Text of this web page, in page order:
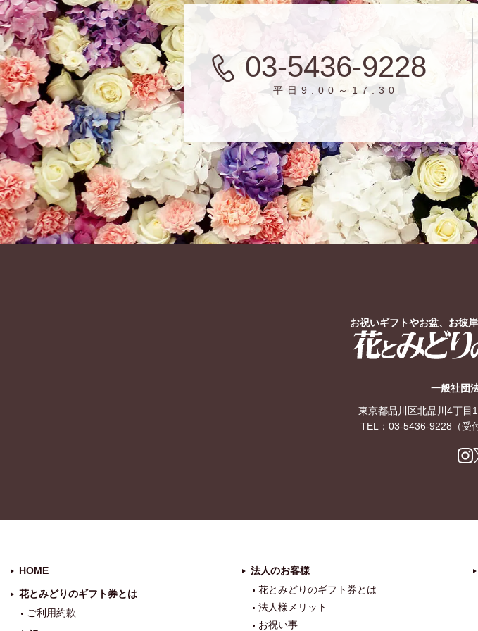
03-5436-9228
平日9:00～17:30
お祝いギフトやお盆、お彼
一般社団
東京都品川区北品川4丁目
TEL： 03-5436-9228 （受
HOME
花とみどりのギフト券とは
ご利用約款
法人のお客様
花とみどりのギフト券とは
法人様メリット
お祝い事